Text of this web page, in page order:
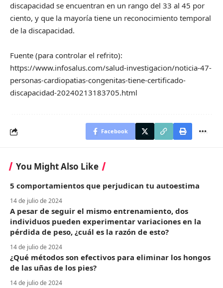
discapacidad se encuentran en un rango del 33 al 45 por
ciento, y que la mayoría tiene un reconocimiento temporal
de la discapacidad.
Fuente (para controlar el refrito):
https://www.infosalus.com/salud-investigacion/noticia-47-
personas-cardiopatias-congenitas-tiene-certificado-
discapacidad-20240213183705.html
Facebook
You Might Also Like
5 comportamientos que perjudican tu autoestima
14 de julio de 2024
A pesar de seguir el mismo entrenamiento, dos
individuos pueden experimentar variaciones en la
pérdida de peso, ¿cuál es la razón de esto?
14 de julio de 2024
¿Qué métodos son efectivos para eliminar los hongos
de las uñas de los pies?
14 de julio de 2024